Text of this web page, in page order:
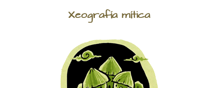
Xeografía mítica